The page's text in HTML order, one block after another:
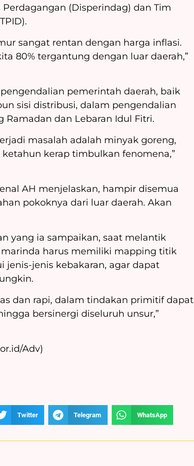
(Disperindag) dan Tim
sangat rentan dengan harga inflasi.
80% tergantung dengan luar daerah,”
pemerintah daerah, baik
sisi distribusi, dalam pengendalian
Ramadan dan Lebaran Idul Fitri.
masalah adalah minyak goreng,
kerap timbulkan fenomena,”
AH menjelaskan, hampir disemua
pokoknya dari luar daerah. Akan
yang ia sampaikan, saat melantik
harus memiliki mapping titik
jenis-jenis kebakaran, agar dapat
dan rapi, dalam tindakan primitif dapat
bersinergi diseluruh unsur,”
Adv)
Twitter Telegram WhatsApp